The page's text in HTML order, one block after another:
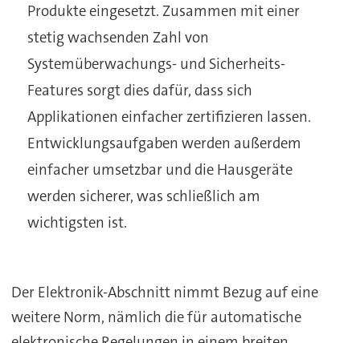
Produkte eingesetzt. Zusammen mit einer
stetig wachsenden Zahl von
Systemüberwachungs- und Sicherheits-
Features sorgt dies dafür, dass sich
Applikationen einfacher zertifizieren lassen.
Entwicklungsaufgaben werden außerdem
einfacher umsetzbar und die Hausgeräte
werden sicherer, was schließlich am
wichtigsten ist.
Der Elektronik-Abschnitt nimmt Bezug auf eine
weitere Norm, nämlich die für automatische